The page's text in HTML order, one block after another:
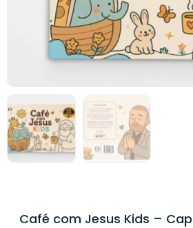
Café com Jesus Kids –